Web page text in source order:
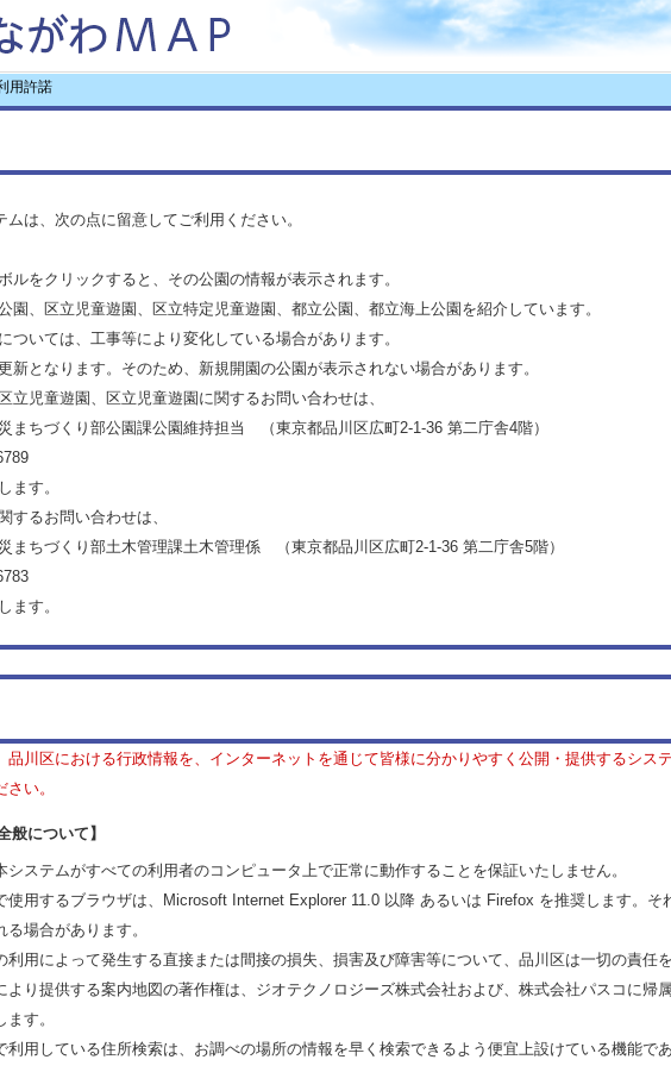
用許諾
ムは、次の点に留意してご利用ください。
ルをクリックすると、その公園の情報が表示されます。
園、区立児童遊園、区立特定児童遊園、都立公園、都立海上公園を紹介しています。
ついては、工事等により変化している場合があります。
新となります。そのため、新規開園の公園が表示されない場合があります。
立児童遊園、区立児童遊園に関するお問い合わせは、
まちづくり部公園課公園維持担当 （東京都品川区広町2-1-36 第二庁舎4階）
ます。
するお問い合わせは、
まちづくり部土木管理課土木管理係 （東京都品川区広町2-1-36 第二庁舎5階）
ます。
品川区における行政情報を、インターネットを通じて皆様に分かりやすく公開・提供するシス
い。
般について】
システムがすべての利用者のコンピュータ上で正常に動作することを保証いたしません。
使用するブラウザは、Microsoft Internet Explorer 11.0 以降 あるいは Firefox を推奨します。
る場合があります。
利用によって発生する直接または間接の損失、損害及び障害等について、品川区は一切の責任を
より提供する案内地図の著作権は、ジオテクノロジーズ株式会社および、株式会社パスコに帰
す。
利用している住所検索は、お調べの場所の情報を早く検索できるよう便宜上設けている機能で